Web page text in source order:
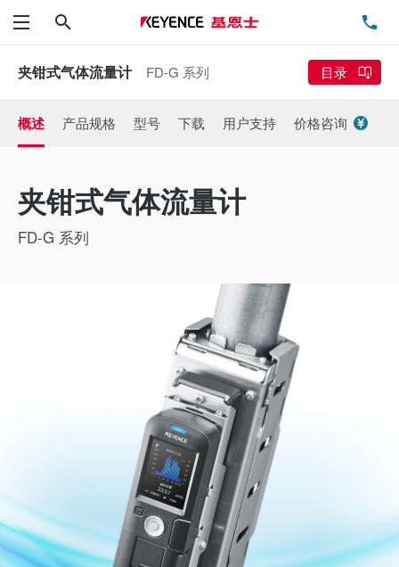
菜单
夹钳式气体流量计 FD-G 系列 目录
概述 产品规格 型号 下载 用户支持 价格咨询
夹钳式气体流量计
FD-G 系列